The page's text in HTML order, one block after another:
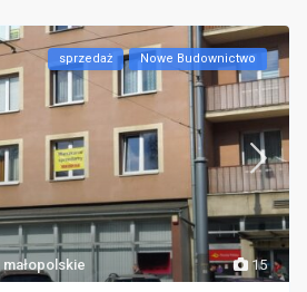
15
małopolskie
sprzedaż Nowe Budownictwo